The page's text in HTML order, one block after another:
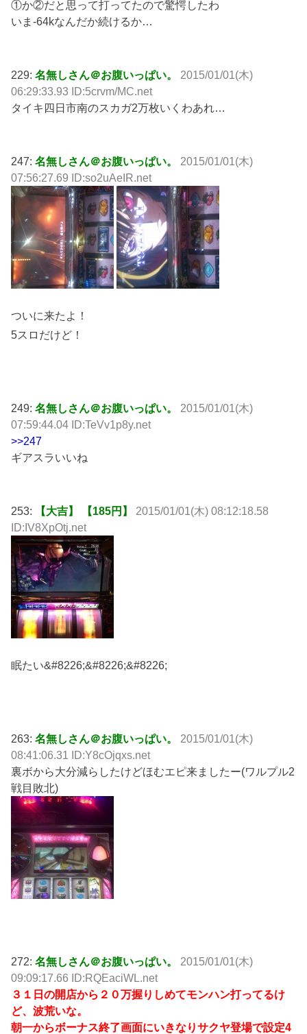
①か②だと思って打ってたので驚愕したわ
いま-64kなんだか続けるか…
229:名無しさん＠お腹いっぱい。
2015/01/01(木)
06:29:33.93 ID:5crvm/MC.net
タイキ四日市南のスカガ2万枚いくわあれ…
247:名無しさん＠お腹いっぱい。
2015/01/01(木)
07:56:27.69 ID:so2uAeIR.net
ついに来たよ！
5スロだけど！
249:名無しさん＠お腹いっぱい。
2015/01/01(木)
07:59:44.04 ID:TeVv1p8y.net
>>247
ギアスラいいね
253: 【大吉】 【185円】 2015/01/01(木) 08:12:18.58
ID:IV8XpOtj.net
眠たい&#8226;&#8226;&#8226;
263:名無しさん＠お腹いっぱい。
2015/01/01(木)
08:41:06.31 ID:Y8cOjqxs.net
裏ボから大分減らしたけどほむエピ来ましたー(ワルプル2
戦目敗北)
272:名無しさん＠お腹いっぱい。
2015/01/01(木)
09:09:17.66 ID:RQEaciWL.net
３１日の開店から２０万握りしめてモンハン打ってるけ
ど、波荒いな。
朝一からボーナス終了画面にいきなりサクヤ登場で設定4